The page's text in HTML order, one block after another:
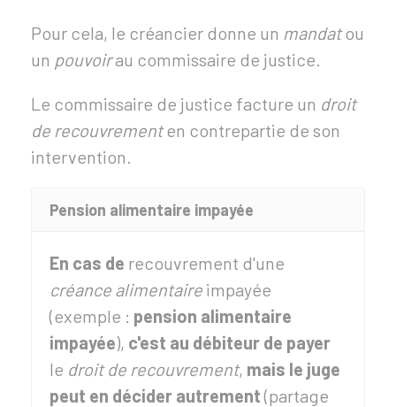
Pour cela, le créancier donne un mandatou
un pouvoirau commissaire de justice.
Le commissaire de justice facture un droit
de recouvrementen contrepartie de son
intervention.
Pension alimentaire impayée
En cas de recouvrement d'une
créance alimentaire impayée
(exemple : pension alimentaire
impayée), c'est au débiteur de payer
le droit de recouvrement, mais le juge
peut en décider autrement(partage